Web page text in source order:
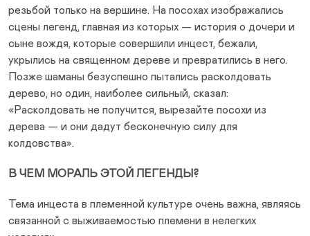
резьбой только на вершине. На посохах изображались
сцены легенд, главная из которых — история о дочери и
сыне вождя, которые совершили инцест, бежали,
укрылись на священном дереве и превратились в него.
Позже шаманы безуспешно пытались расколдовать
дерево, но один, наиболее сильный, сказал:
«Расколдовать не получится, вырезайте посохи из
дерева — и они дадут бесконечную силу для
колдовства».
В ЧЕМ МОРАЛЬ ЭТОЙ ЛЕГЕНДЫ?
Тема инцеста в племенной культуре очень важна, являясь
связанной с выживаемостью племени в нелегких